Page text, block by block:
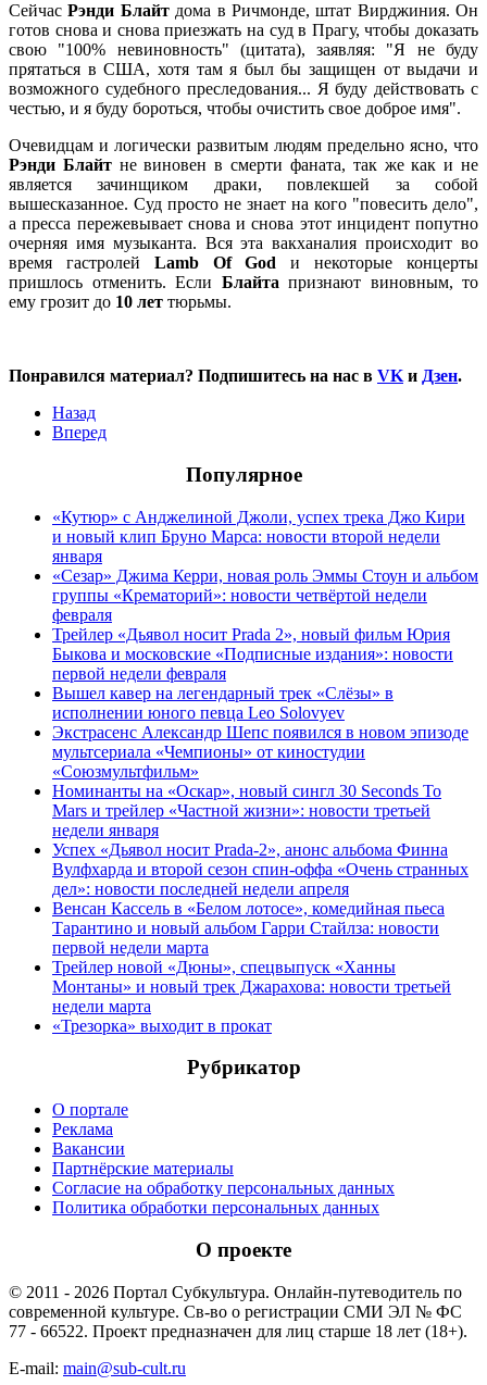
СейчасРэнди Блайтдома в Ричмонде, штат Вирджиния. Он
готов снова и снова приезжать на суд в Прагу, чтобы доказать
свою "100% невиновность" (цитата), заявляя: "Я не буду
прятаться в США, хотя там я был бы защищен от выдачи и
возможного судебного преследования... Я буду действовать с
честью, и я буду бороться, чтобы очистить свое доброе имя".
Очевидцам и логически развитым людям предельно ясно, что
Рэнди Блайтне виновен в смерти фаната, так же как и не
является зачинщиком драки, повлекшей за собой
вышесказанное. Суд просто не знает на кого "повесить дело",
а пресса пережевывает снова и снова этот инцидент попутно
очерняя имя музыканта. Вся эта вакханалия происходит во
время гастролей Lamb Of God и некоторые концерты
пришлось отменить. Если Блайта признают виновным, то
ему грозит до 10 лет тюрьмы.
Понравился материал? Подпишитесь на нас в VK и Дзен.
Назад
Вперед
Популярное
«Кутюр» с Анджелиной Джоли, успех трека Джо Кири
и новый клип Бруно Марса: новости второй недели
января
«Сезар» Джима Керри, новая роль Эммы Стоун и альбом
группы «Крематорий»: новости четвёртой недели
февраля
Трейлер «Дьявол носит Prada 2», новый фильм Юрия
Быкова и московские «Подписные издания»: новости
первой недели февраля
Вышел кавер на легендарный трек «Слёзы» в
исполнении юного певца Leo Solovyev
Экстрасенс Александр Шепс появился в новом эпизоде
мультсериала «Чемпионы» от киностудии
«Союзмультфильм»
Номинанты на «Оскар», новый сингл 30 Seconds To
Mars и трейлер «Частной жизни»: новости третьей
недели января
Успех «Дьявол носит Prada-2», анонс альбома Финна
Вулфхарда и второй сезон спин-оффа «Очень странных
дел»: новости последней недели апреля
Венсан Кассель в «Белом лотосе», комедийная пьеса
Тарантино и новый альбом Гарри Стайлза: новости
первой недели марта
Трейлер новой «Дюны», спецвыпуск «Ханны
Монтаны» и новый трек Джарахова: новости третьей
недели марта
«Трезорка» выходит в прокат
Рубрикатор
О портале
Реклама
Вакансии
Партнёрские материалы
Согласие на обработку персональных данных
Политика обработки персональных данных
О проекте
© 2011 - 2026 Портал Субкультура. Онлайн-путеводитель по
современной культуре. Св-во о регистрации СМИ ЭЛ № ФС
77 - 66522. Проект предназначен для лиц старше 18 лет (18+).
E-mail: main@sub-cult.ru